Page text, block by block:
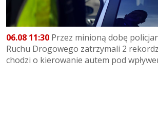
06.08 11:30 Przez minioną dobę
Ruchu Drogowego zatrzymali 2
chodzi o kierowanie autem pod